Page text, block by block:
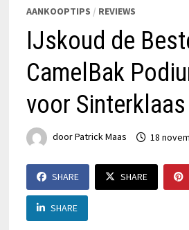
AANKOOPTIPS / REVIEWS
IJskoud de
CamelBak
voor Sinterklaas
doorPatrick Maas 18
SHARE SHARE
SHARE